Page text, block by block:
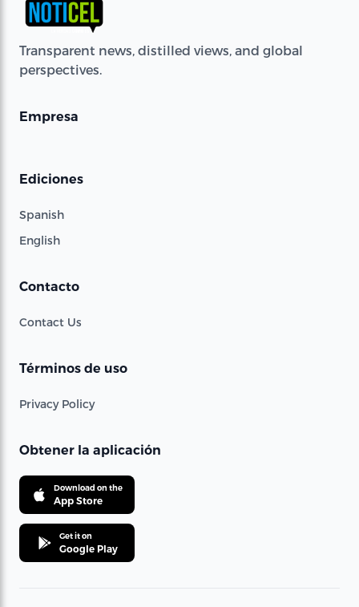
Transparent news, distilled views, and global
perspectives.
Empresa
Ediciones
Spanish
English
Contacto
Contact Us
Términos de uso
Privacy Policy
Obtener la aplicación
Download on the
App Store
Get it on
Google Play